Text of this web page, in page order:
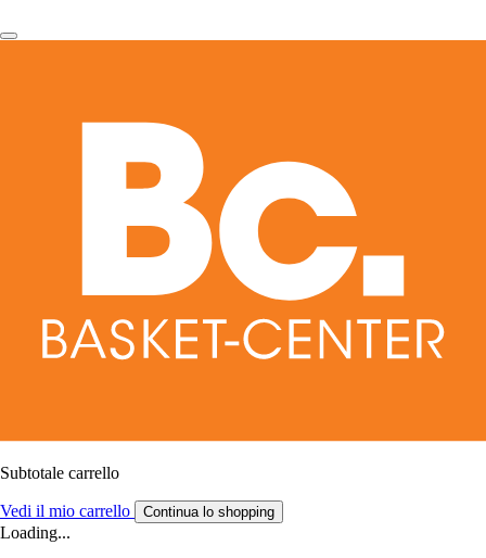
Subtotale carrello
Vedi il mio carrello Continua lo shopping
Loading...